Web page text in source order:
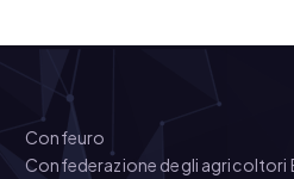
Confeuro
Confederazione degli agricoltori